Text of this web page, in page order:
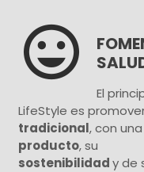

El
LifeStyle es
tradicional, con
producto, su
sostenibilidady de